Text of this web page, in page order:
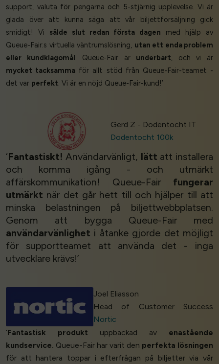
support, valuta för pengarna och 5-stjärnig upplevelse. Vi är
glada över att kunna säga att vår biljettförsäljning gick
smidigt! Vi sålde slut redan första dagen med hjälp av
Queue-Fair:s virtuella väntrumslösning, utan ett enda problem
eller kundklagomål. Queue-Fair är underbart, och vi är
mycket tacksamma för allt stöd från Queue-Fair-teamet -
det var perfekt. Vi är en nöjd Queue-Fair-kund!’
Gerd Z - Dodentocht IT
Dodentocht 100k
‘Fantastiskt! Användarvänligt, lätt att installera
och komma igång - och utmärkt
affärskommunikation! Queue-Fair fungerar
utmärkt när det går hett till och hjälper till att
minska belastningen på biljettwebbplatsen.
Genom att bygga Queue-Fair med
användarvänlighet i åtanke gjorde det möjligt
för supportteamet att använda det - inga
utvecklare krävs!’
Joel Eliasson
Head of Customer Success
Nortic
‘Fantastisk produkt uppbackad av enastående
kundservice. Queue-Fair har varit den perfekta lösningen
för att hantera toppar i efterfrågan på biljetter via vår